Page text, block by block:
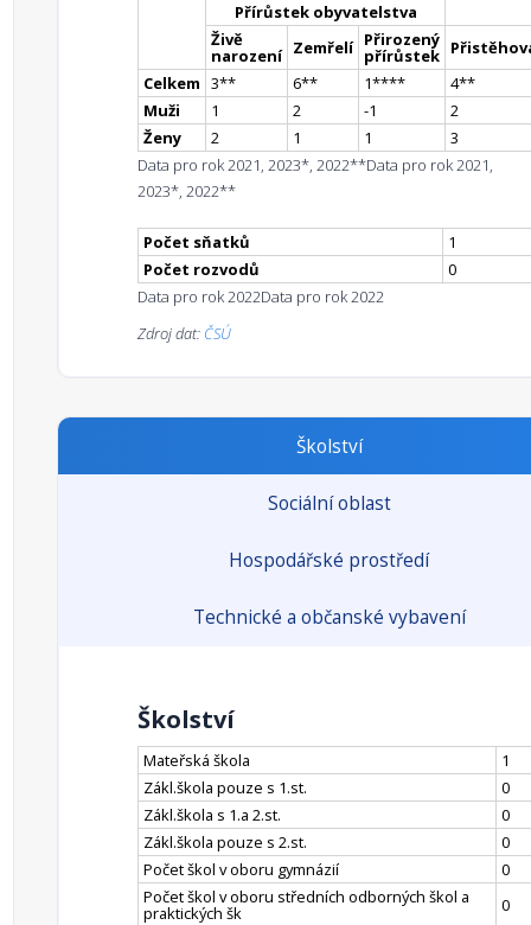
Přírůstek obyvatelstva
Živě
narození Zemřelí Přirozený
přírůstek
Celkem 3** 6** 1**** 4**
Muži
1 2 -1
2
Ženy
2 1 1
3
Data pro rok 2021, 2023*, 2022**Data pro rok 2021,
2023*, 2022**
Počet sňatků
1
Počet rozvodů
0
Data pro rok 2022Data pro rok 2022
Zdroj dat: ČSÚ
Školství
Sociální oblast
Hospodářské prostředí
Technické a občanské vybavení
Školství
Mateřská škola
1
Zákl.škola pouze s 1.st.
0
Zákl.škola s 1.a 2.st.
0
Zákl.škola pouze s 2.st.
0
Počet škol v oboru gymnázií
0
Počet škol v oboru středních odborných škol a
praktických šk
0